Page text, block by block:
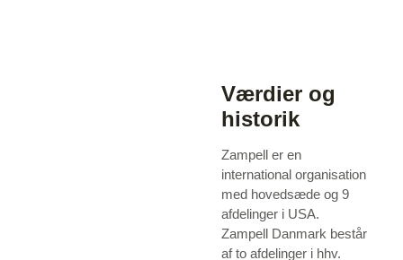
Værdier og
historik
Zampell er en
international organisation
med hovedsæde og 9
afdelinger i USA.
Zampell Danmark består
af to afdelinger i hhv.